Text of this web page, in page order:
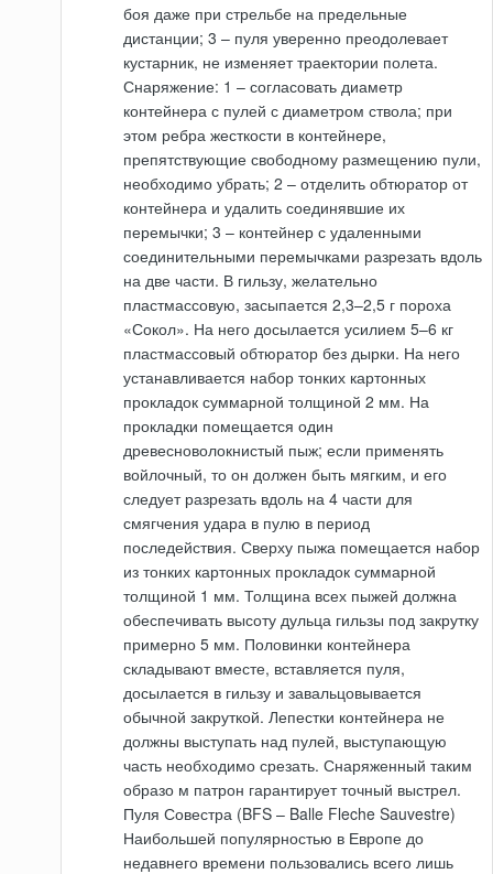
боя даже при стрельбе на предельные
дистанции; 3 – пуля уверенно преодолевает
кустарник, не изменяет траектории полета.
Снаряжение: 1 – согласовать диаметр
контейнера с пулей с диаметром ствола; при
этом ребра жесткости в контейнере,
препятствующие свободному размещению пули,
необходимо убрать; 2 – отделить обтюратор от
контейнера и удалить соединявшие их
перемычки; 3 – контейнер с удаленными
соединительными перемычками разрезать вдоль
на две части. В гильзу, желательно
пластмассовую, засыпается 2,3–2,5 г пороха
«Сокол». На него досылается усилием 5–6 кг
пластмассовый обтюратор без дырки. На него
устанавливается набор тонких картонных
прокладок суммарной толщиной 2 мм. На
прокладки помещается один
древесноволокнистый пыж; если применять
войлочный, то он должен быть мягким, и его
следует разрезать вдоль на 4 части для
смягчения удара в пулю в период
последействия. Сверху пыжа помещается набор
из тонких картонных прокладок суммарной
толщиной 1 мм. Толщина всех пыжей должна
обеспечивать высоту дульца гильзы под закрутку
примерно 5 мм. Половинки контейнера
складывают вместе, вставляется пуля,
досылается в гильзу и завальцовывается
обычной закруткой. Лепестки контейнера не
должны выступать над пулей, выступающую
часть необходимо срезать. Снаряженный таким
образо м патрон гарантирует точный выстрел.
Пуля Совестра (BFS – Balle Fleche Sauvestre)
Наибольшей популярностью в Европе до
недавнего времени пользовались всего лишь